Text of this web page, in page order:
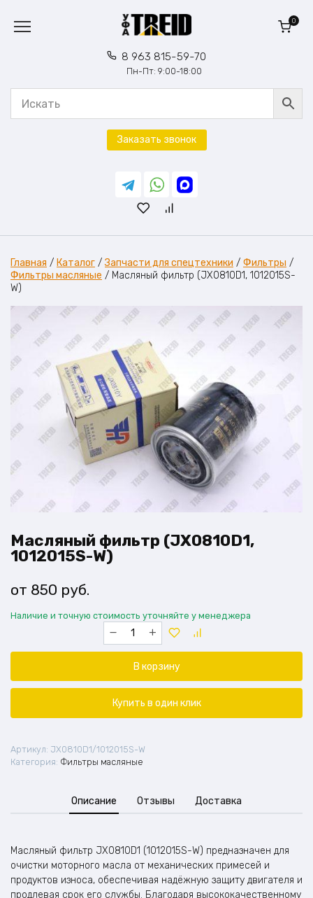
содержанию
8 963 815-59-70
Пн-Пт: 9:00-18:00
0
Заказать звонок
Главная / Каталог /Запчасти для спецтехники / Фильтры /
Фильтры масляные / Масляный фильтр (JX0810D1, 1012015S-
W)
Масляный фильтр (JX0810D1,
1012015S-W)
850 руб.
Наличие и точную стоимость уточняйте у менеджера
Количество
товара
Масляный
фильтр
1012015S-
W)
В корзину
Купить в один клик
Артикул: JX0810D1/1012015S-W
Категория: Фильтры масляные
Описание Отзывы Доставка
Масляный фильтр JX0810D1 (1012015S-W) предназначен для
очистки моторного масла от механических примесей и
продуктов износа, обеспечивая надёжную защиту двигателя и
продлевая срок его службы. Благодаря высококачественному